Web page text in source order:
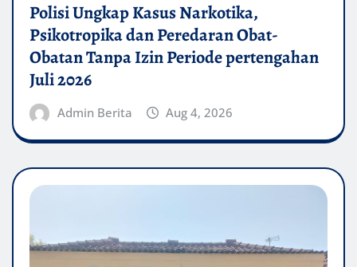
Polisi Ungkap Kasus Narkotika,
Psikotropika dan Peredaran Obat-
Obatan Tanpa Izin Periode pertengahan
Juli 2026
Admin Berita Aug 4, 2026